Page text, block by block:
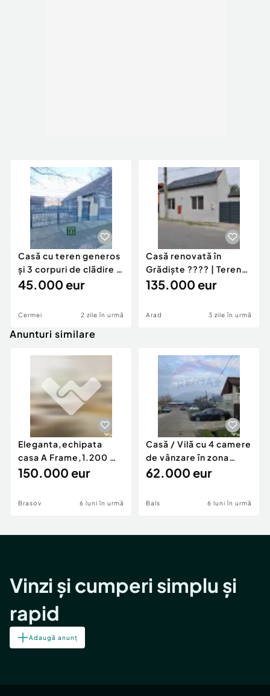
Casă cu teren generos
și 3 corpuri de clădire |
Cermei
45.000 eur
Cermei 2 zile în urmă
Casă renovată în
Grădiște ???? | Teren
generos
135.000 eur
Arad 3 zile în urmă
Anunturi similare
Eleganta,echipata
casa A Frame,1.200 mp
teren,deschidere Pia
150.000 eur
Brasov 6 luni în urmă
Casă / Vilă cu 4 camere
de vânzare în zona
Periferie
62.000 eur
Bals 6 luni în urmă
Vinzi și cumperi simplu și
rapid
Adaugă anunț